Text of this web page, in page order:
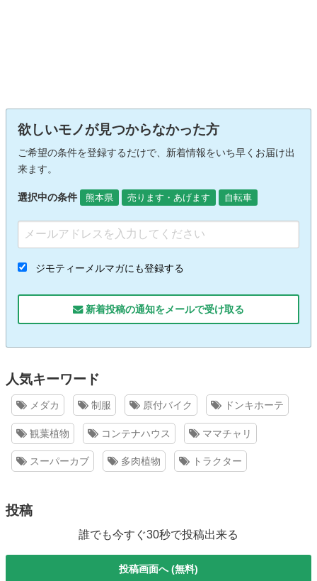
欲しいモノが見つからなかった方
ご希望の条件を登録するだけで、新着情報をいち早くお届け出
来ます。
選択中の条件 熊本県 売ります・あげます 自転車
ジモティーメルマガにも登録する
新着投稿の通知をメールで受け取る
人気キーワード
メダカ 制服 原付バイク ドンキホーテ
観葉植物 コンテナハウス ママチャリ
スーパーカブ 多肉植物 トラクター
投稿
誰でも今すぐ30秒で投稿出来る
投稿画面へ (無料)